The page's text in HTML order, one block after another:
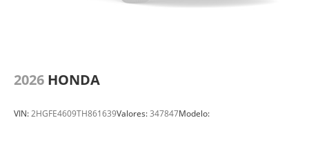
2026 HONDA
VIN:2HGFE4609TH861639Valores:347847Modelo: